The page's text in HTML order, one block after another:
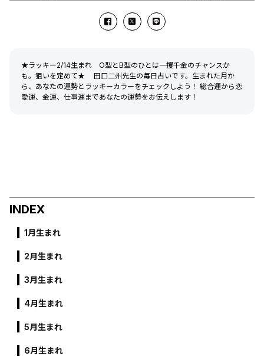
★ラッキー2/14生まれ O型とB型のひとは一攫千金のチャンスか
も。狙いを定めて★ 田口二州先生の毎日占いです。生まれた月か
ら、あなたの運勢とラッキーカラーをチェックしよう！ 総合運から恋
愛運、金運、仕事運まであなたの運勢をお伝えします！
INDEX
1月生まれ
2月生まれ
3月生まれ
4月生まれ
5月生まれ
6月生まれ